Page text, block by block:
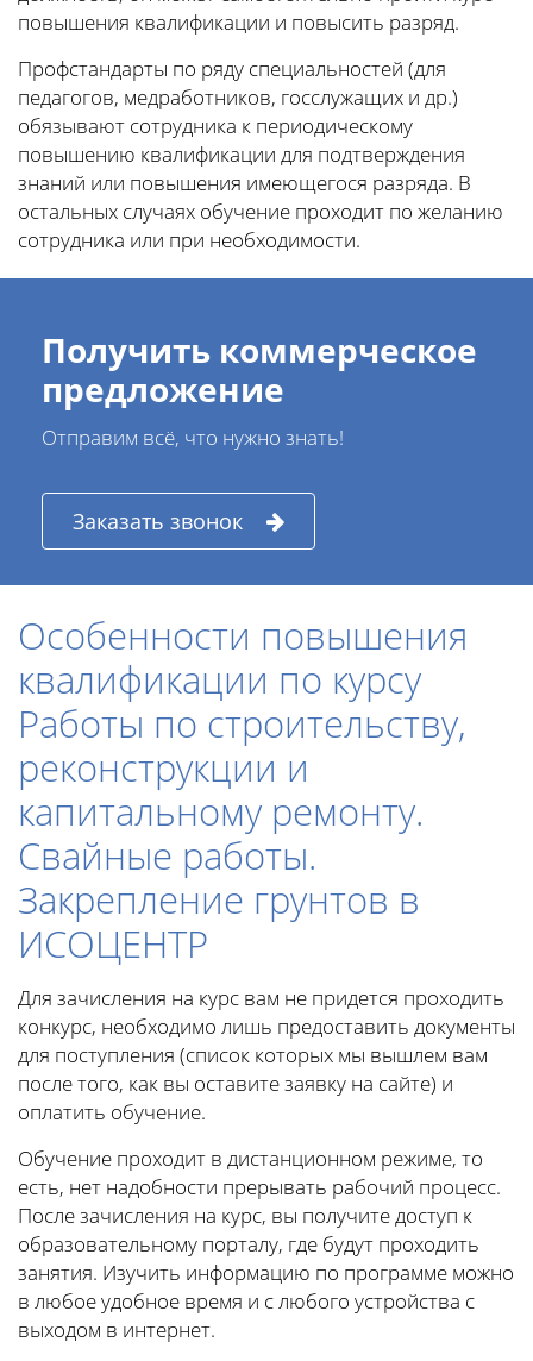
повышения квалификации и повысить разряд.
Профстандарты по ряду специальностей (для
педагогов, медработников, госслужащих и др.)
обязывают сотрудника к периодическому
повышению квалификации для подтверждения
знаний или повышения имеющегося разряда. В
остальных случаях обучение проходит по желанию
сотрудника или при необходимости.
Получить коммерческое
предложение
Отправим всё, что нужно знать!
Заказать звонок
Особенности повышения
квалификации по курсу
Работы по строительству,
реконструкции и
капитальному ремонту.
Свайные работы.
Закрепление грунтов в
ИСОЦЕНТР
Для зачисления на курс вам не придется проходить
конкурс, необходимо лишь предоставить документы
для поступления (список которых мы вышлем вам
после того, как вы оставите заявку на сайте) и
оплатить обучение.
Обучение проходит в дистанционном режиме, то
есть, нет надобности прерывать рабочий процесс.
После зачисления на курс, вы получите доступ к
образовательному порталу, где будут проходить
занятия. Изучить информацию по программе можно
в любое удобное время и с любого устройства с
выходом в интернет.